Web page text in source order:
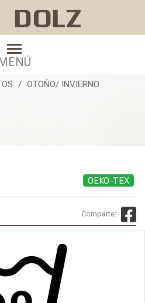
c.64
OTOÑO/ INVIERNO
OEKO-TEX
Comparte: